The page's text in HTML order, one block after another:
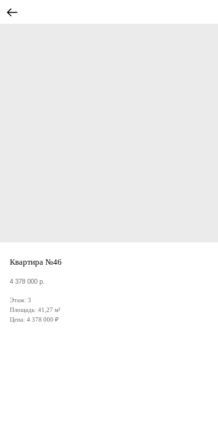
Квартира №46
4 378 000 р.
Этаж: 3
Площадь: 41,27 м²
Цена: 4 378 000 ₽